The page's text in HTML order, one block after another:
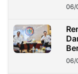
06/
06/